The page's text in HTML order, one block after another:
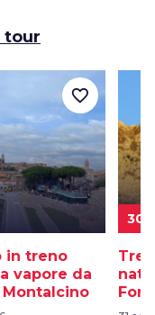
tour
in treno
vapore da
Montalcino
favorite_border
30€